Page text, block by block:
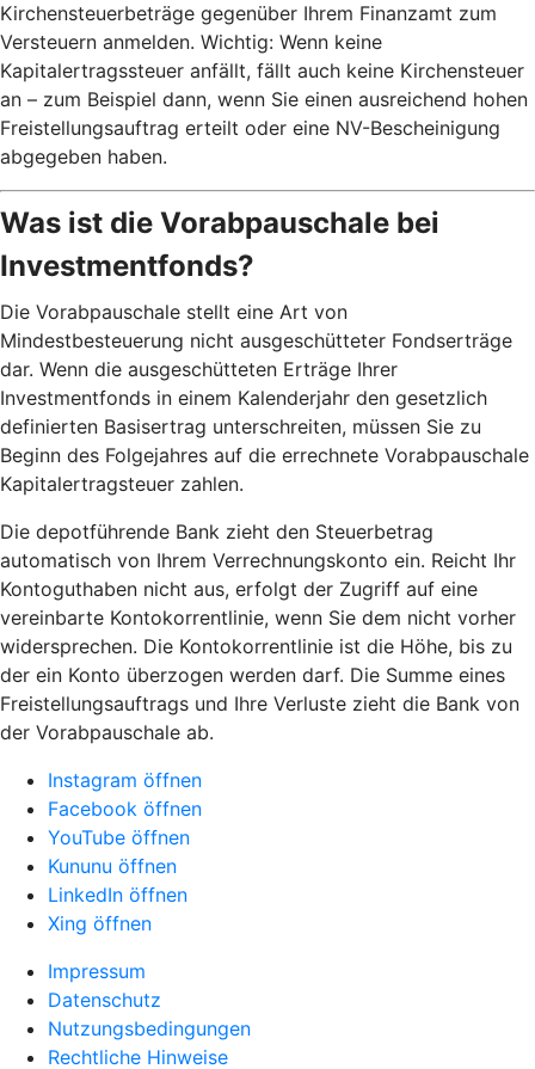
Kirchensteuerbeträge gegenüber Ihrem Finanzamt zum
Versteuern anmelden. Wichtig: Wenn keine
Kapitalertragssteuer anfällt, fällt auch keine Kirchensteuer
an – zum Beispiel dann, wenn Sie einen ausreichend hohen
Freistellungsauftrag erteilt oder eine NV-Bescheinigung
abgegeben haben.
Was ist die Vorabpauschale bei
Investmentfonds?
Die Vorabpauschale stellt eine Art von
Mindestbesteuerung nicht ausgeschütteter Fondserträge
dar. Wenn die ausgeschütteten Erträge Ihrer
Investmentfonds in einem Kalenderjahr den gesetzlich
definierten Basisertrag unterschreiten, müssen Sie zu
Beginn des Folgejahres auf die errechnete Vorabpauschale
Kapitalertragsteuer zahlen.
Die depotführende Bank zieht den Steuerbetrag
automatisch von Ihrem Verrechnungskonto ein. Reicht Ihr
Kontoguthaben nicht aus, erfolgt der Zugriff auf eine
vereinbarte Kontokorrentlinie, wenn Sie dem nicht vorher
widersprechen. Die Kontokorrentlinie ist die Höhe, bis zu
der ein Konto überzogen werden darf. Die Summe eines
Freistellungsauftrags und Ihre Verluste zieht die Bank von
der Vorabpauschale ab.
Instagram öffnen
Facebook öffnen
YouTube öffnen
Kununu öffnen
LinkedIn öffnen
Xing öffnen
Impressum
Datenschutz
Nutzungsbedingungen
Rechtliche Hinweise